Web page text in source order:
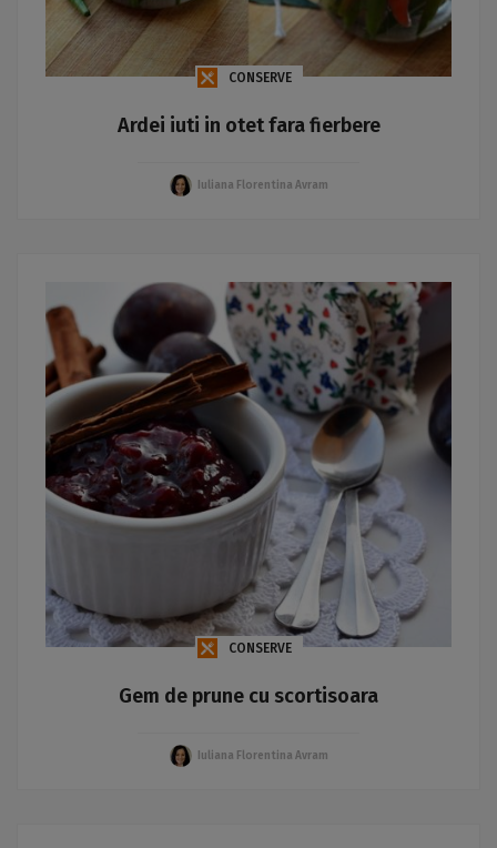
CONSERVE
Ardei iuti in otet fara fierbere
Iuliana Florentina Avram
CONSERVE
Gem de prune cu scortisoara
Iuliana Florentina Avram